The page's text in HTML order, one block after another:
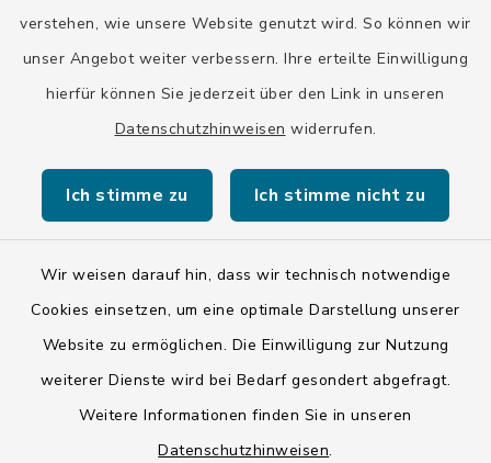
verstehen, wie unsere Website genutzt wird. So können wir
unser Angebot weiter verbessern. Ihre erteilte Einwilligung
hierfür können Sie jederzeit über den Link in unseren
Datenschutzhinweisen widerrufen.
Ich stimme zu Ich stimme nicht zu
Wir weisen darauf hin, dass wir technisch notwendige
Cookies einsetzen, um eine optimale Darstellung unserer
Website zu ermöglichen. Die Einwilligung zur Nutzung
weiterer Dienste wird bei Bedarf gesondert abgefragt.
Weitere Informationen finden Sie in unseren
Datenschutzhinweisen.
Kontakt
Barrierefreiheit
Impressum
ISIS 12
Sitemap